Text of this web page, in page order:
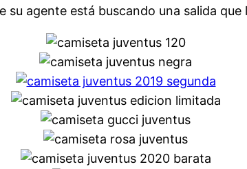
agente está buscando una salida